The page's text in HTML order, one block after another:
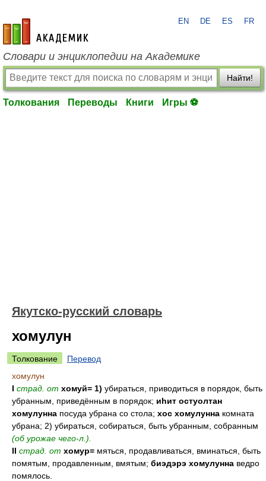
academic.ru
EN DE ES FR
Словари и энциклопедии на Академике
Найти!
Толкования Переводы Книги Игры ⚽
Якутско-русский словарь
хомулун
Толкование
Перевод
хомулун
I страд. от хомуй= 1) убираться, приводиться в порядок, быть
убранным, приведённым в порядок; иһит остуолтан
хомулунна посуда убрана со стола; хос хомулунна комната
убрана; 2) убираться, собираться, быть убранным, собранным
(об урожае чего-л.).
II страд. от хомур= мяться, продавливаться, вминаться, быть
помятым, продавленным, вмятым; биэдэрэ хомулунна ведро
помялось.